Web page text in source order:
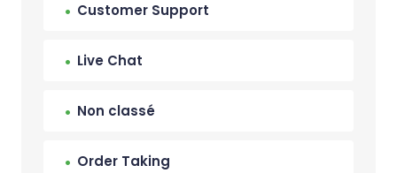
Customer Support
Live Chat
Non classé
Order Taking